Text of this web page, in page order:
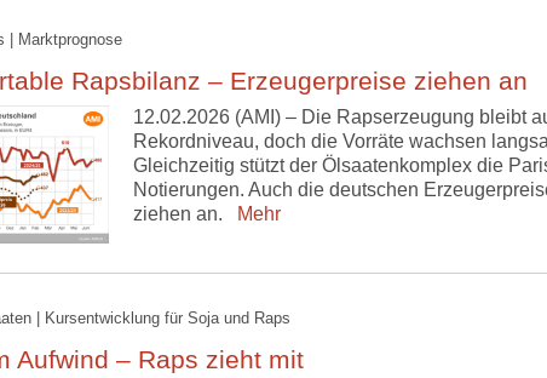
| Marktprognose
Rapsbilanz – Erzeugerpreise ziehen an
12.02.2026 (AMI) – Die Rapserzeugung bleibt
Rekordniveau, doch die Vorräte wachsen
Gleichzeitig stützt der Ölsaatenkomplex die
Notierungen. Auch die deutschen
ziehen an.
Mehr
| Kursentwicklung für Soja und Raps
Aufwind – Raps zieht mit